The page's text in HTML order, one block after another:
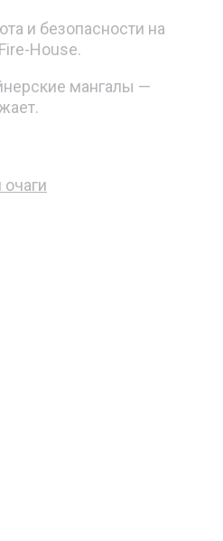
и безопасности на
House.
мангалы —